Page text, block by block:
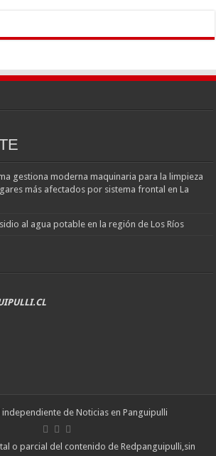
gestiona moderna maquinaria para la limpieza
más afectados por sistema frontal en La
al agua potable en la región de Los Ríos
de Noticias en Panguipulli
o parcial del contenido de Redpanguipulli,sin